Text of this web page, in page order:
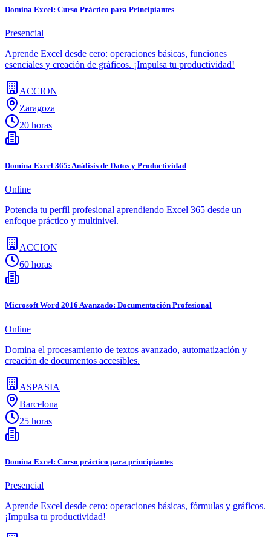
Domina Excel: Curso Práctico para Principiantes
Presencial
Aprende Excel desde cero: operaciones básicas, funciones
esenciales y creación de gráficos. ¡Impulsa tu productividad!
ACCION
Zaragoza
20 horas
Domina Excel 365: Análisis de Datos y Productividad
Online
Potencia tu perfil profesional aprendiendo Excel 365 desde un
enfoque práctico y multinivel.
ACCION
60 horas
Microsoft Word 2016 Avanzado: Documentación Profesional
Online
Domina el procesamiento de textos avanzado, automatización y
creación de documentos accesibles.
ASPASIA
Barcelona
25 horas
Domina Excel: Curso práctico para principiantes
Presencial
Aprende Excel desde cero: operaciones básicas, fórmulas y gráficos.
¡Impulsa tu productividad!